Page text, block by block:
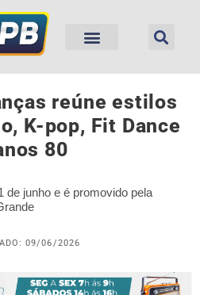
reúne estilos
K-pop, Fit Dance
80
de junho e é promovido pela
09/06/2026